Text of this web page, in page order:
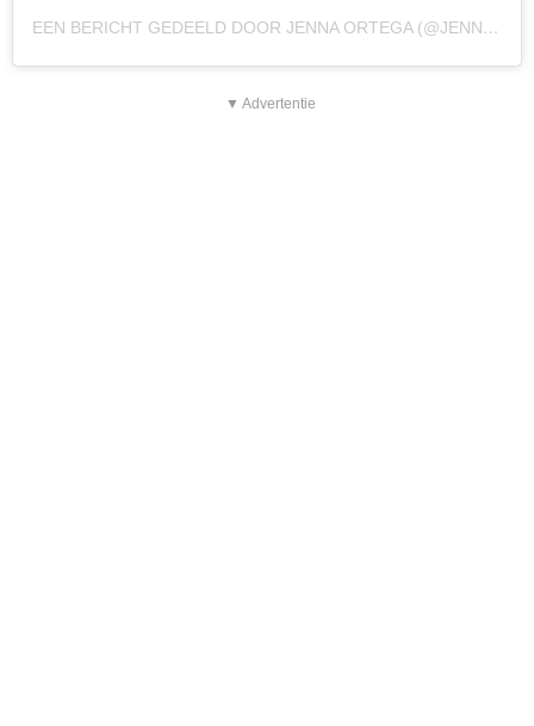
EEN BERICHT GEDEELD DOOR JENNA ORTEGA (@JENNAORTEGA)
▼ Advertentie